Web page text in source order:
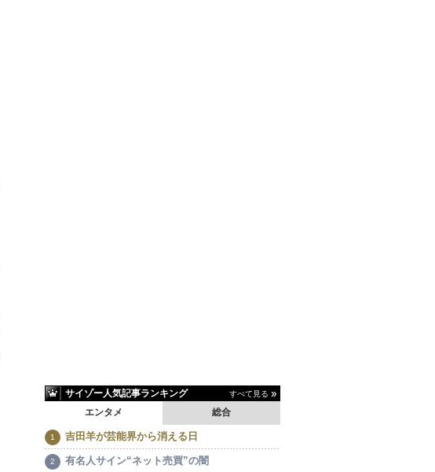
サイゾー人気記事ランキング すべて見る
エンタメ 総合
吉田羊が芸能界から消える日
有名人サイン“ネット売買”の闇